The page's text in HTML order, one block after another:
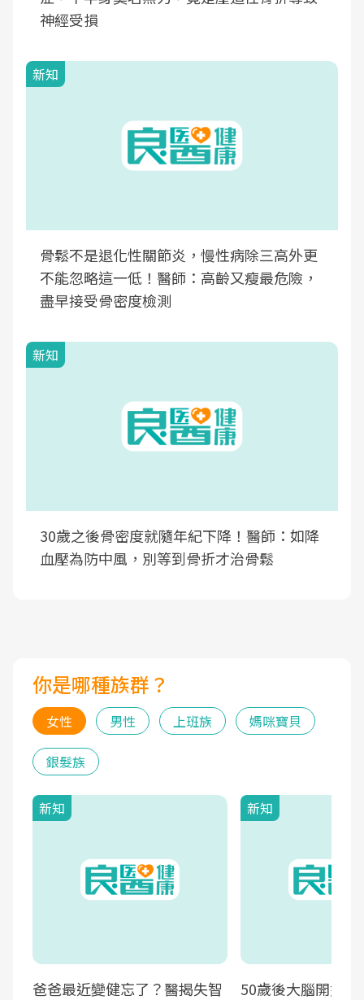
神經受損
新知
骨鬆不是退化性關節炎，慢性病除三高外更
不能忽略這一低！醫師：高齡又瘦最危險，
盡早接受骨密度檢測
新知
30歲之後骨密度就隨年紀下降！醫師：如降
血壓為防中風，別等到骨折才治骨鬆
你是哪種族群？
女性 男性 上班族 媽咪寶貝
銀髮族
新知
爸爸最近變健忘了？醫揭失智
新知
50歲後大腦開始